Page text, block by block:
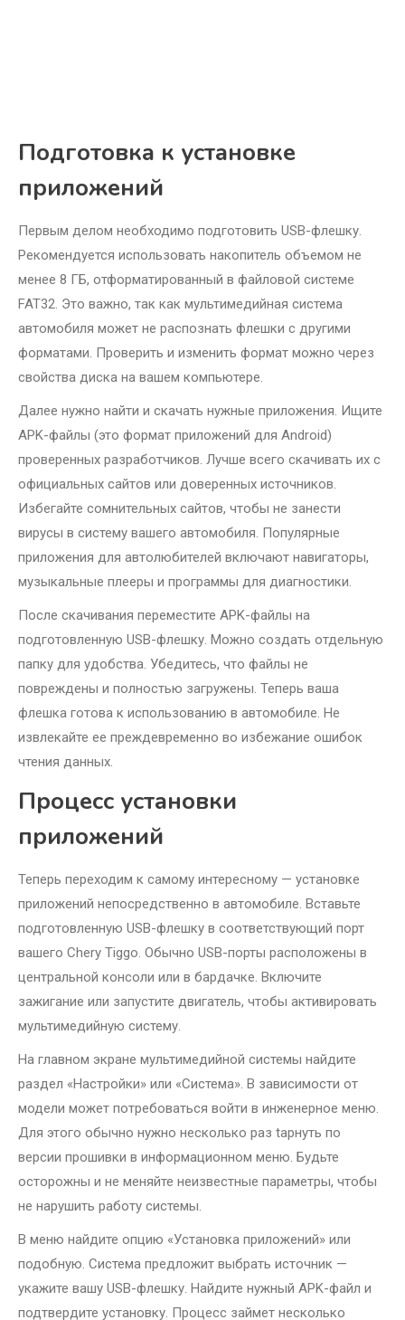
Подготовка к установке
приложений
Первым делом необходимо подготовить USB-флешку.
Рекомендуется использовать накопитель объемом не
менее 8 ГБ, отформатированный в файловой системе
FAT32. Это важно, так как мультимедийная система
автомобиля может не распознать флешки с другими
форматами. Проверить и изменить формат можно через
свойства диска на вашем компьютере.
Далее нужно найти и скачать нужные приложения. Ищите
APK-файлы (это формат приложений для Android)
проверенных разработчиков. Лучше всего скачивать их с
официальных сайтов или доверенных источников.
Избегайте сомнительных сайтов, чтобы не занести
вирусы в систему вашего автомобиля. Популярные
приложения для автолюбителей включают навигаторы,
музыкальные плееры и программы для диагностики.
После скачивания переместите APK-файлы на
подготовленную USB-флешку. Можно создать отдельную
папку для удобства. Убедитесь, что файлы не
повреждены и полностью загружены. Теперь ваша
флешка готова к использованию в автомобиле. Не
извлекайте ее преждевременно во избежание ошибок
чтения данных.
Процесс установки
приложений
Теперь переходим к самому интересному — установке
приложений непосредственно в автомобиле. Вставьте
подготовленную USB-флешку в соответствующий порт
вашего Chery Tiggo. Обычно USB-порты расположены в
центральной консоли или в бардачке. Включите
зажигание или запустите двигатель, чтобы активировать
мультимедийную систему.
На главном экране мультимедийной системы найдите
раздел «Настройки» или «Система». В зависимости от
модели может потребоваться войти в инженерное меню.
Для этого обычно нужно несколько раз tapнуть по
версии прошивки в информационном меню. Будьте
осторожны и не меняйте неизвестные параметры, чтобы
не нарушить работу системы.
В меню найдите опцию «Установка приложений» или
подобную. Система предложит выбрать источник —
укажите вашу USB-флешку. Найдите нужный APK-файл и
подтвердите установку. Процесс займет несколько